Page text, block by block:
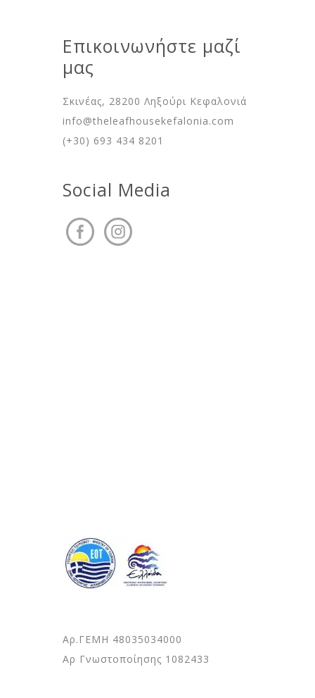
Επικοινωνήστε μαζί
μας
Σκινέας, 28200 Ληξούρι Κεφαλονιά
info@theleafhousekefalonia.com
(+30) 693 434 8201
Social Media
Αρ.ΓΕΜΗ 48035034000
Αρ Γνωστοποίησης 1082433